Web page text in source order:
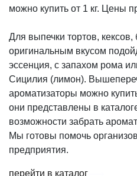
можно купить от 1 кг. Цены
Для выпечки тортов,
оригинальным вкусом
эссенция, с запахом рома
Сицилия (лимон).
ароматизаторы можно
они представлены в
возможности забрать
Мы готовы помочь
предприятия.
перейти в каталог